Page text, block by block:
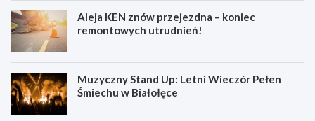
Aleja KEN znów przejezdna – koniec
remontowych utrudnień!
Muzyczny Stand Up: Letni Wieczór Pełen
Śmiechu w Białołęce